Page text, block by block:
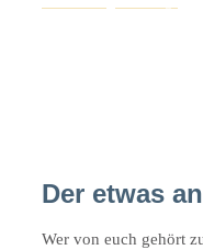
Der etwas
Wer von euch gehört